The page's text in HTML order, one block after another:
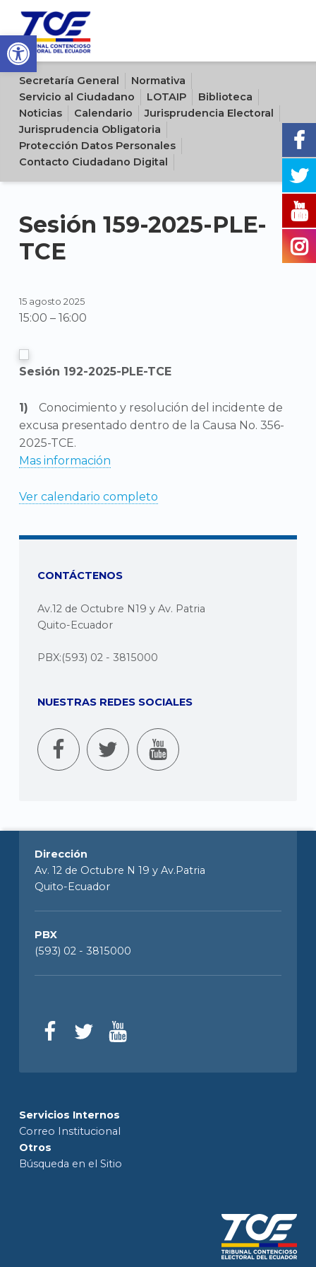
Open toolbar
Sitio oficial del Tribunal Contencioso Electoral del Ecuador
Secretaría General
Normativa
Servicio al Ciudadano
LOTAIP
Biblioteca
Noticias
Calendario
Jurisprudencia Electoral
Jurisprudencia Obligatoria
Protección Datos Personales
Contacto Ciudadano Digital
Sesión 159-2025-PLE-
TCE
15 agosto 2025
15:00 – 16:00
Sesión 192-2025-PLE-TCE
Conocimiento y resolución del incidente de
excusa presentado dentro de la Causa No. 356-
2025-TCE.
Mas información
Ver calendario completo
CONTÁCTENOS
Av.12 de Octubre N19 y Av. Patria
Quito-Ecuador
PBX:(593) 02 - 3815000
NUESTRAS REDES SOCIALES
Dirección
Av. 12 de Octubre N 19 y Av.Patria
Quito-Ecuador
PBX
(593) 02 - 3815000
Servicios Internos
Correo Institucional
Otros
Búsqueda en el Sitio